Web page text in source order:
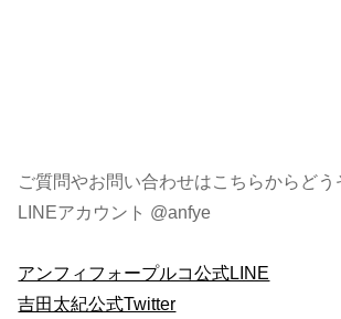
ご質問やお問い合わせはこちらからどう
LINEアカウント @anfye
アンフィフォープルコ公式LINE
吉田太紀公式Twitter